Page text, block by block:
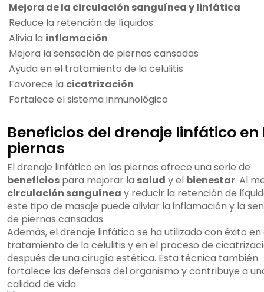
Mejora de la circulación sanguínea y linfática
Reduce la retención de líquidos
Alivia la inflamación
Mejora la sensación de piernas cansadas
Ayuda en el tratamiento de la celulitis
Favorece la cicatrización
Fortalece el sistema inmunológico
Beneficios del drenaje linfático en
piernas
El drenaje linfático en las piernas ofrece una serie de
beneficios para mejorar la salud y el bienestar. Al
circulación sanguínea y reducir la retención de
este tipo de masaje puede aliviar la inflamación y la
de piernas cansadas.
Además, el drenaje linfático se ha utilizado con éxito en
tratamiento de la celulitis y en el proceso de
después de una cirugía estética. Esta técnica también
fortalece las defensas del organismo y contribuye a
calidad de vida.